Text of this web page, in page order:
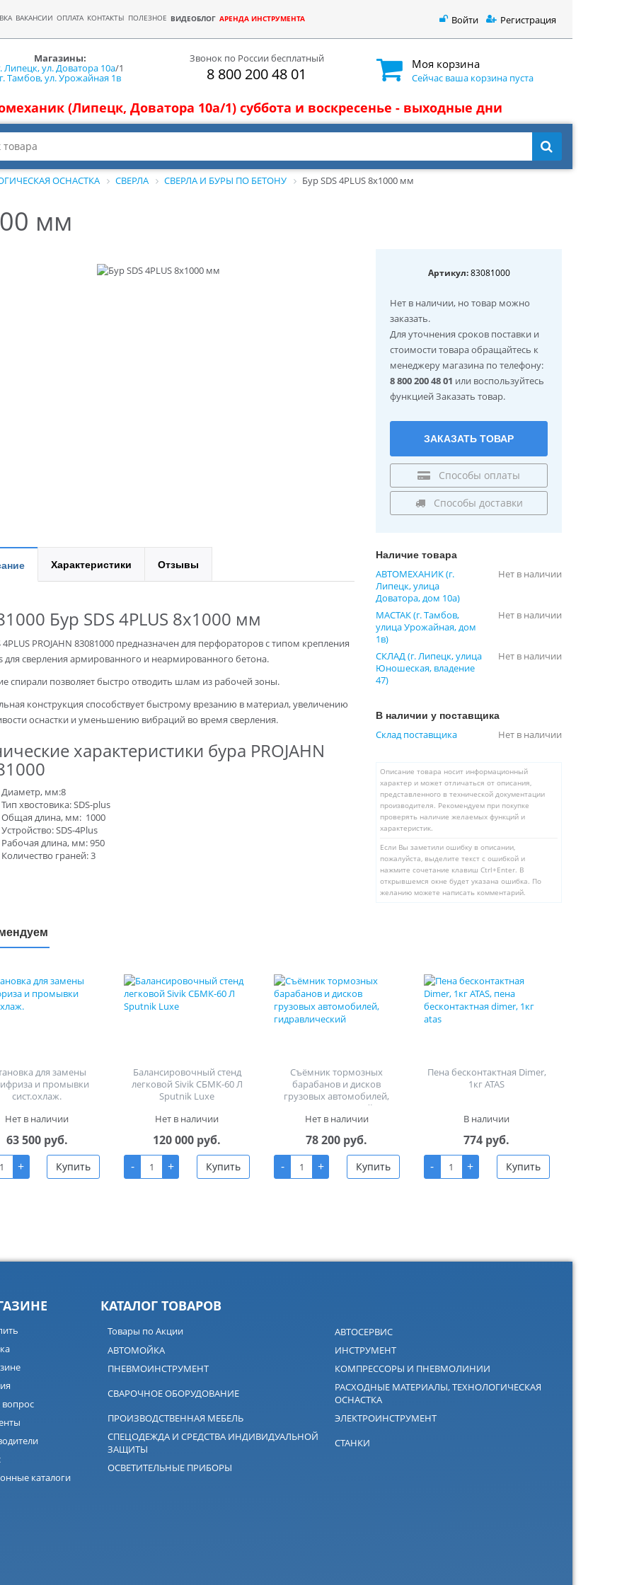
ВАКАНСИИ ОПЛАТА КОНТАКТЫ ПОЛЕЗНОЕ ВИДЕОБЛОГ АРЕНДА ИНСТРУМЕНТА Войти Регистрация
Магазины:
Липецк, ул. Доватора 10а/1
г. Тамбов, ул. Урожайная 1в
Звонок по России бесплатный
8 800 200 48 01
Моя корзина
Сейчас ваша корзина пуста
(Липецк, Доватора 10а/1) суббота и воскресенье - выходные дни
ОСНАСТКА СВЕРЛА СВЕРЛА И БУРЫ ПО БЕТОНУ Бур SDS 4PLUS 8x1000 мм
мм
Артикул:83081000
Нет в наличии, но товар можно
заказать.
Для уточнения сроков поставки и
стоимости товара обращайтесь к
менеджеру магазина по телефону:
8 800 200 48 01 или воспользуйтесь
функцией Заказать товар.
ЗАКАЗАТЬ ТОВАР
Способы оплаты
Способы доставки
Характеристики Отзывы
Бур SDS 4PLUS 8x1000 мм
4PLUS PROJAHN 83081000 предназначен для перфораторов с типом крепления
для сверления армированного и неармированного бетона.
спирали позволяет быстро отводить шлам из рабочей зоны.
конструкция способствует быстрому врезанию в материал, увеличению
оснастки и уменьшению вибраций во время сверления.
характеристики бура PROJAHN
Диаметр, мм:8
Тип хвостовика: SDS-plus
Общая длина, мм: 1000
Устройство: SDS-4Plus
Рабочая длина, мм: 950
Количество граней: 3
Наличие товара
АВТОМЕХАНИК (г.
Липецк, улица
Доватора, дом 10а)
Нет в наличии
МАСТАК (г. Тамбов,
улица Урожайная, дом
1в)
Нет в наличии
СКЛАД (г. Липецк, улица
Юношеская, владение
47)
Нет в наличии
В наличии у поставщика
Склад поставщика Нет в наличии
Описание товара носит информационный
характер и может отличаться от описания,
представленного в технической документации
производителя. Рекомендуем при покупке
проверять наличие желаемых функций и
характеристик.
Если Вы заметили ошибку в описании,
пожалуйста, выделите текст с ошибкой и
нажмите сочетание клавиш Ctrl+Enter. В
открывшемся окне будет указана ошибка. По
желанию можете написать комментарий.
для замены
и промывки
сист.охлаж.
Нет в наличии
63 500 руб.
+ Купить
Балансировочный стенд
легковой Sivik СБМК-60 Л
Sputnik Luxe
Нет в наличии
120 000 руб.
-
+ Купить
Съёмник тормозных
барабанов и дисков
грузовых автомобилей,
гидравлический
Нет в наличии
78 200 руб.
-
+ Купить
Пена бесконтактная Dimer,
1кг ATAS
В наличии
774 руб.
-
+ Купить
вопрос
каталоги
КАТАЛОГ ТОВАРОВ
Товары по Акции
АВТОСЕРВИС
АВТОМОЙКА
ИНСТРУМЕНТ
ПНЕВМОИНСТРУМЕНТ
КОМПРЕССОРЫ И ПНЕВМОЛИНИИ
СВАРОЧНОЕ ОБОРУДОВАНИЕ
РАСХОДНЫЕ МАТЕРИАЛЫ, ТЕХНОЛОГИЧЕСКАЯ
ОСНАСТКА
ПРОИЗВОДСТВЕННАЯ МЕБЕЛЬ
ЭЛЕКТРОИНСТРУМЕНТ
СПЕЦОДЕЖДА И СРЕДСТВА ИНДИВИДУАЛЬНОЙ
ЗАЩИТЫ
СТАНКИ
ОСВЕТИТЕЛЬНЫЕ ПРИБОРЫ